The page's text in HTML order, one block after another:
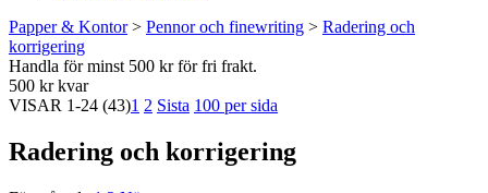
Papper & Kontor> Pennor och finewriting > Radering och
korrigering
Handla för minst 500 kr för fri frakt.
500 kr kvar
VISAR 1-24 (43)1 2 Sista 100 per sida
Radering och korrigering